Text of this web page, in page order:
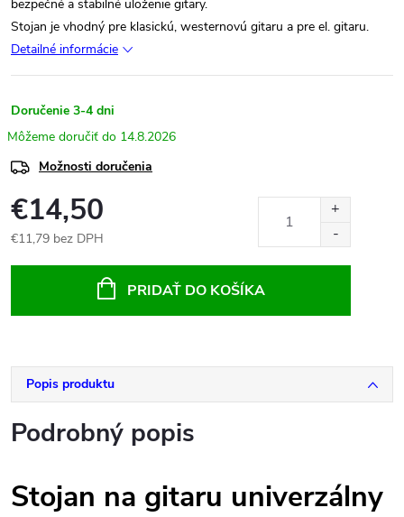
bezpečné a stabilné uloženie gitary.
Stojan je vhodný pre klasickú, westernovú gitaru a pre el. gitaru.
Detailné informácie
Doručenie 3-4 dni
14.8.2026
Možnosti doručenia
€14,50
€11,79 bez DPH
PRIDAŤ DO KOŠÍKA
Popis produktu
Podrobný popis
Stojan na gitaru univerzálny